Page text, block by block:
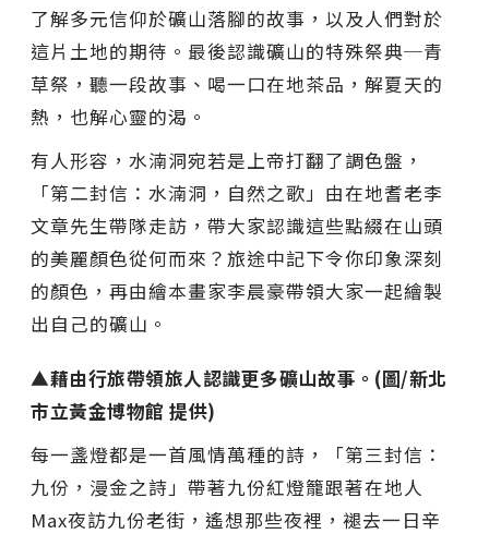
了解多元信仰於礦山落腳的故事，以及人們對於
這片土地的期待。最後認識礦山的特殊祭典─青
草祭，聽一段故事、喝一口在地茶品，解夏天的
熱，也解心靈的渴。
有人形容，水湳洞宛若是上帝打翻了調色盤，
「第二封信：水湳洞，自然之歌」由在地耆老李
文章先生帶隊走訪，帶大家認識這些點綴在山頭
的美麗顏色從何而來？旅途中記下令你印象深刻
的顏色，再由繪本畫家李晨豪帶領大家一起繪製
出自己的礦山。
▲藉由行旅帶領旅人認識更多礦山故事。(圖/新北
市立黃金博物館 提供)
每一盞燈都是一首風情萬種的詩，「第三封信：
九份，漫金之詩」帶著九份紅燈籠跟著在地人
Max夜訪九份老街，遙想那些夜裡，褪去一日辛